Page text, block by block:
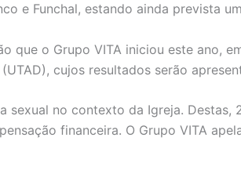
e Funchal, estando ainda prevista
o Grupo VITA iniciou este ano,
cujos resultados serão
no contexto da Igreja.
financeira. O Grupo VITA